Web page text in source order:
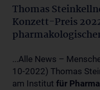
Thomas
Konzett-Preis
...Alle News –
10-2022) Thomas
am Institut für